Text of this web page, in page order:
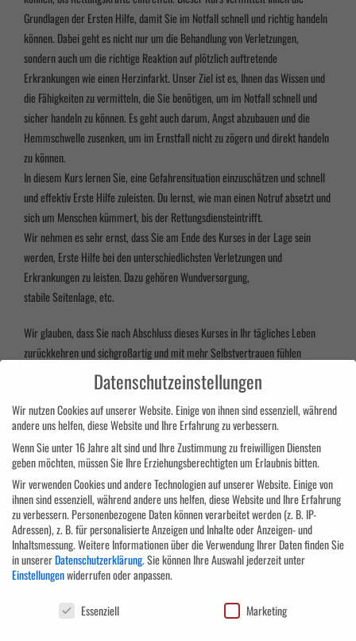
GrundlagenderErstenHilfe,damitSie im Notfallschnellundrichtighandeln
können. Dabeigehtesnichtnurumdie BehandlungvonVerletzungen,
sondernauchumdie richtige Reaktionaufplötzlichauftretende
ErkrankungenwieeinenHerzinfarkt. UnserZielistes, IhnendasWissenund
die Fähigkeitenzuvermitteln,dieSie benötigen, um im Notfallschnellund
sicherhandelnzukönnen. Esgehtauchdarum,Angstabzubauenunddie
Hemmschwellezusenken, um im Ernstfallnichtzuzögernunddirekthandeln
zukönnen.
Indiesem KurslernenSie,eineGefahrensituationeinzuschätzenundschnell
undeffektivErste Hilfezuleisten. Dulernst,wie maneinenNotrufabsetztund
sichum Menschenkümmert, bisderRettungsdiensteintrifft.
Wirnehmenessehrernst,dassSieam EndedesKursesinderLagesein
werden, Erste Hilfe beidenunterschiedlichstenVerletzungenund
Erkrankungenzuleisten. DazugehörenWundversorgung,
stabileSeitenlage,etc.
Wirglauben,dassSie nachAbschlussdiesesKursesinIhrtäglichesLeben
zurückkehrenundsichgroßartigundmitmehrSelbstvertrauenfühlen
könnenSie Notfall schnell sicher
freuenunsdarauf,IhnendieseFähigkeiten beizubringen
undwünschenIhnenvielErfolgundFreudebeiunsererErste-Hilfe-Ausbildung.
Programminhalte:
Anwendung der Verbandskästen
Medizinische Geräte (Automatisierter Externer Defibrillator,
Beatmungsgerät)
Helfen bei Unfällen
Absichern von Unfällen
Versorgen von Wunden und Verbrennungen
Stabile Seitenlage und Wiederbelebung
Regelmäßige Fortbildungen
Datenschutzeinstellungen
Wir nutzen Cookies auf unserer Website. Einige von ihnen sind essenziell, während
andere uns helfen, diese Website und Ihre Erfahrung zu verbessern.
Wenn Sie unter 16 Jahre alt sind und Ihre Zustimmung zu freiwilligen Diensten
geben möchten, müssen Sie Ihre Erziehungsberechtigten um Erlaubnis bitten.
Wir verwenden Cookies und andere Technologien auf unserer Website. Einige von
ihnen sind essenziell, während andere uns helfen, diese Website und Ihre Erfahrung
zu verbessern. Personenbezogene Daten können verarbeitet werden (z. B. IP-
Adressen), z. B. für personalisierte Anzeigen und Inhalte oder Anzeigen- und
Inhaltsmessung.Weitere Informationen über die Verwendung Ihrer Daten finden Sie
in unsererDatenschutzerklärung.Sie können Ihre Auswahl jederzeit unter
Einstellungenwiderrufen oder anpassen.
Datenschutzeinstellungen
Essenziell Marketing